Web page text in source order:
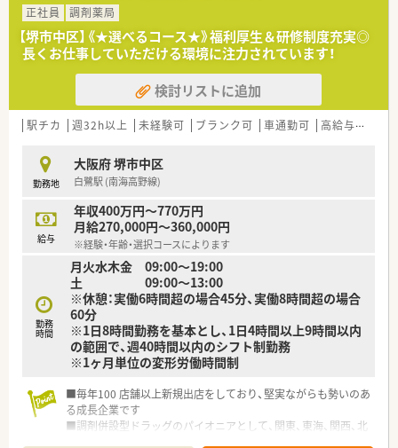
正社員 調剤薬局
【堺市中区】《★選べるコース★》福利厚生＆研修制度充実◎
長くお仕事していただける環境に注力されています！
検討リストに追加
駅チカ 週32h以上 未経験可 ブランク可 車通勤可 高給与(600万円以上)
勤務地
大阪府 堺市中区
白鷺駅 (南海高野線)
給与
年収400万円～770万円
月給270,000円～360,000円
※経験・年齢・選択コースによります
勤務
時間
月火水木金 09:00〜19:00
土 09:00〜13:00
※休憩：実働6時間超の場合45分、実働8時間超の場合
60分
※1日8時間勤務を基本とし、1日4時間以上9時間以内
の範囲で、週40時間以内のシフト制勤務
※1ヶ月単位の変形労働時間制
■毎年100 店舗以上新規出店をしており、堅実ながらも勢いのあ
る成長企業です
■調剤併設型ドラッグのパイオニアとして、関東、東海、関西、北